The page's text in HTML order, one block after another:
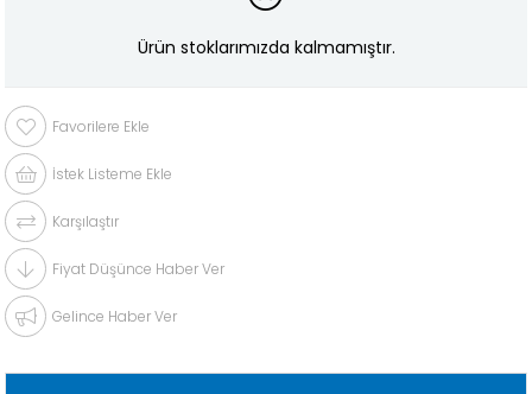
Ürün stoklarımızda kalmamıştır.
Favorilere Ekle
İstek Listeme Ekle
Karşılaştır
Fiyat Düşünce Haber Ver
Gelince Haber Ver